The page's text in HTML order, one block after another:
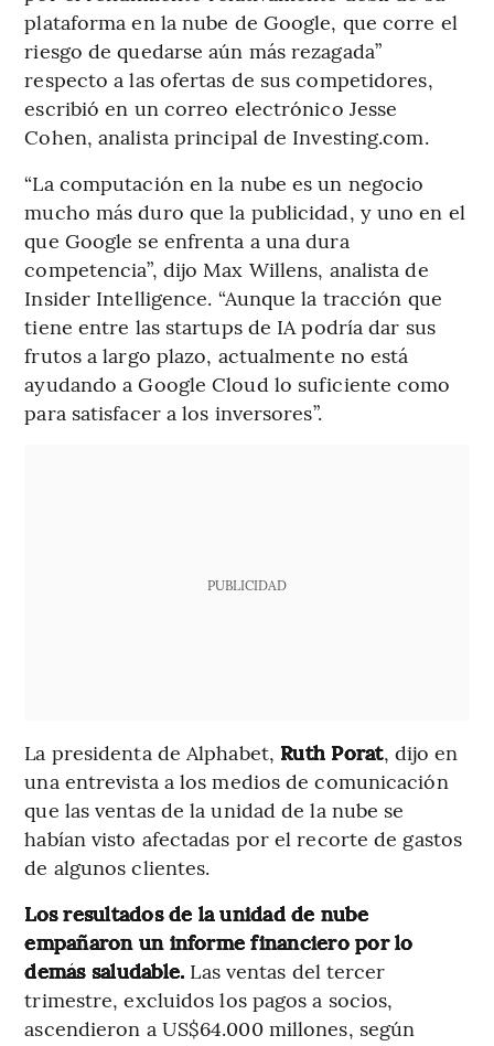
plataforma en la nube de Google, que corre el
riesgo de quedarse aún más rezagada”
respecto a las ofertas de sus competidores,
escribió en un correo electrónico Jesse
Cohen, analista principal de Investing.com.
“La computación en la nube es un negocio
mucho más duro que la publicidad, y uno en el
que Google se enfrenta a una dura
competencia”, dijo Max Willens, analista de
Insider Intelligence. “Aunque la tracción que
tiene entre las startups de IA podría dar sus
frutos a largo plazo, actualmente no está
ayudando a Google Cloud lo suficiente como
para satisfacer a los inversores”.
PUBLICIDAD
La presidenta de Alphabet, Ruth Porat, dijo en
una entrevista a los medios de comunicación
que las ventas de la unidad de la nube se
habían visto afectadas por el recorte de gastos
de algunos clientes.
Los resultados de la unidad de nube
empañaron un informe financiero por lo
demás saludable. Las ventas del tercer
trimestre, excluidos los pagos a socios,
ascendieron a US$64.000 millones, según